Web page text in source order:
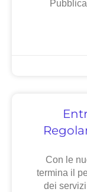
Con le
termina il
dei